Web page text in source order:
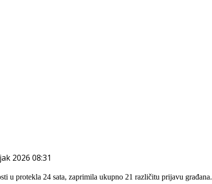
2026 08:31
u protekla 24 sata, zaprimila ukupno 21 različitu prijavu građana.